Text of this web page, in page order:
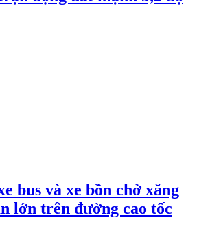
bus và xe bồn chở xăng
lớn trên đường cao tốc